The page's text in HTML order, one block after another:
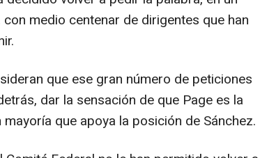
medio centenar de dirigentes que han
que ese gran número de peticiones
dar la sensación de que Page es la
que apoya la posición de Sánchez.